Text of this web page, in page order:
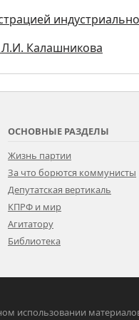
Калашникова
ОСНОВНЫЕ РАЗДЕЛЫ
Жизнь партии
За что борются коммунисты
Депутатская вертикаль
КПРФ и мир
Агитатору
Библиотека
использовании